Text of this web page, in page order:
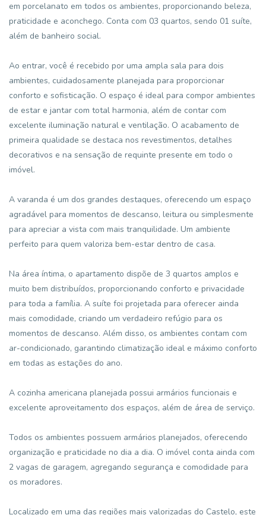
em porcelanato em todos os ambientes, proporcionando beleza,
praticidade e aconchego. Conta com 03 quartos, sendo 01 suíte,
além de banheiro social.
Ao entrar, você é recebido por uma ampla sala para dois
ambientes, cuidadosamente planejada para proporcionar
conforto e sofisticação. O espaço é ideal para compor ambientes
de estar e jantar com total harmonia, além de contar com
excelente iluminação natural e ventilação. O acabamento de
primeira qualidade se destaca nos revestimentos, detalhes
decorativos e na sensação de requinte presente em todo o
imóvel.
A varanda é um dos grandes destaques, oferecendo um espaço
agradável para momentos de descanso, leitura ou simplesmente
para apreciar a vista com mais tranquilidade. Um ambiente
perfeito para quem valoriza bem-estar dentro de casa.
Na área íntima, o apartamento dispõe de 3 quartos amplos e
muito bem distribuídos, proporcionando conforto e privacidade
para toda a família. A suíte foi projetada para oferecer ainda
mais comodidade, criando um verdadeiro refúgio para os
momentos de descanso. Além disso, os ambientes contam com
ar-condicionado, garantindo climatização ideal e máximo conforto
em todas as estações do ano.
A cozinha americana planejada possui armários funcionais e
excelente aproveitamento dos espaços, além de área de serviço.
Todos os ambientes possuem armários planejados, oferecendo
organização e praticidade no dia a dia. O imóvel conta ainda com
2 vagas de garagem, agregando segurança e comodidade para
os moradores.
Localizado em uma das regiões mais valorizadas do Castelo, este